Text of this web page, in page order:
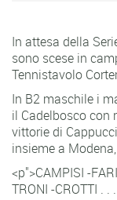
In attesa della
sono scese in
Tennistavolo
In B2 maschile i
il Cadelbosco con
vittorie di
insieme a
<p">CAMPISI -
TRONI -CROTTI . .